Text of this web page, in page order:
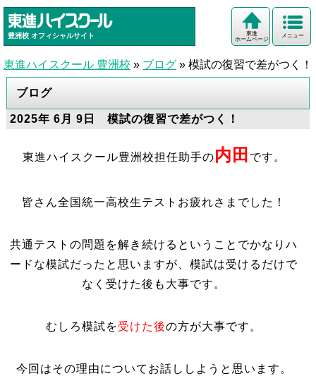
豊洲校 オフィシャルサイト メニュー
東進
ホームページ
東進ハイスクール 豊洲校 » ブログ » 模試の復習で差がつく！
ブログ
2025年 6月 9日 模試の復習で差がつく！
東進ハイスクール豊洲校担任助手の内田 です。
皆さん全国統一高校生テストお疲れさまでした！
共通テストの問題を解き続けるということでかなりハ
ードな模試だったと思いますが、模試は受けるだけで
なく受けた後も大事です。
むしろ模試を受けた後の方が大事です。
今回はその理由についてお話ししようと思います。